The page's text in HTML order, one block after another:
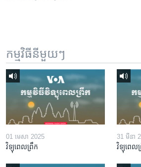
កម្មវិធី​នីមួយៗ
01 មេសា 2025
វិទ្យុពេលព្រឹក
31 មីនា
វិទ្យុពេល